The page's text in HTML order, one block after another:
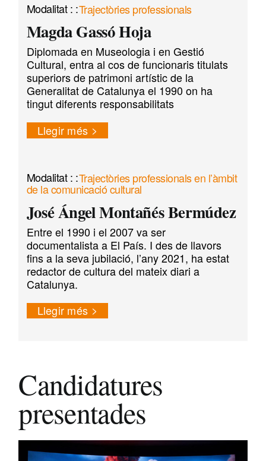
Trajectòries professionals
Magda Gassó Hoja
Diplomada en Museologia i en Gestió
Cultural, entra al cos de funcionaris titulats
superiors de patrimoni artístic de la
Generalitat de Catalunya el 1990 on ha
tingut diferents responsabilitats
Llegir més
Trajectòries professionals en l’àmbit
de la comunicació cultural
José Ángel Montañés Bermúdez
Entre el 1990 i el 2007 va ser
documentalista a El País. I des de llavors
fins a la seva jubilació, l’any 2021, ha estat
redactor de cultura del mateix diari a
Catalunya.
Llegir més
Candidatures
presentades